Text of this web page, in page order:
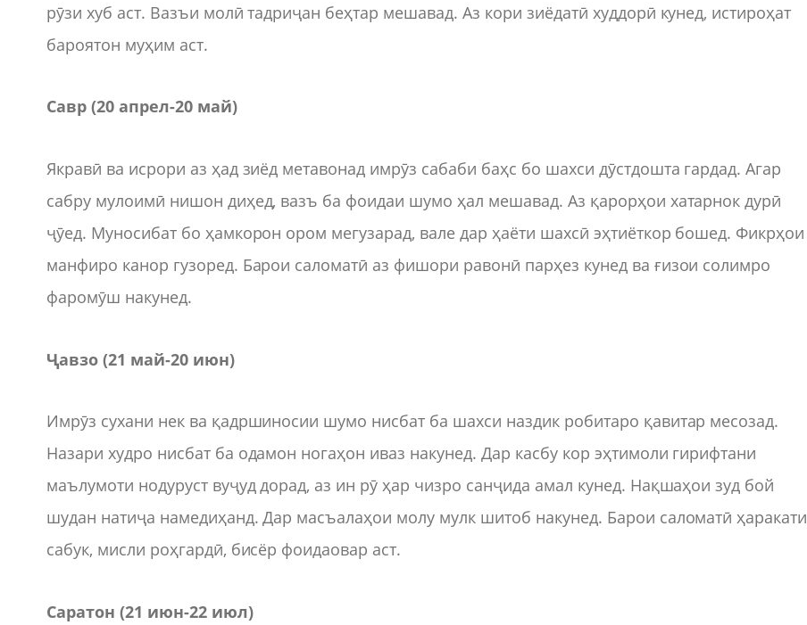
рӯзи хуб аст. Вазъи молӣ тадриҷан беҳтар мешавад. Аз кори зиёдатӣ худдорӣ кунед, истироҳат
бароятон муҳим аст.
Савр (20 апрел-20 май)
Якравӣ ва исрори аз ҳад зиёд метавонад имрӯз сабаби баҳс бо шахси дӯстдошта гардад. Агар
сабру мулоимӣ нишон диҳед, вазъ ба фоидаи шумо ҳал мешавад. Аз қарорҳои хатарнок дурӣ
ҷӯед. Муносибат бо ҳамкорон ором мегузарад, вале дар ҳаёти шахсӣ эҳтиёткор бошед. Фикрҳои
манфиро канор гузоред. Барои саломатӣ аз фишори равонӣ парҳез кунед ва ғизои солимро
фаромӯш накунед.
Ҷавзо (21 май-20 июн)
Имрӯз сухани нек ва қадршиносии шумо нисбат ба шахси наздик робитаро қавитар месозад.
Назари худро нисбат ба одамон ногаҳон иваз накунед. Дар касбу кор эҳтимоли гирифтани
маълумоти нодуруст вуҷуд дорад, аз ин рӯ ҳар чизро санҷида амал кунед. Нақшаҳои зуд бой
шудан натиҷа намедиҳанд. Дар масъалаҳои молу мулк шитоб накунед. Барои саломатӣ ҳаракати
сабук, мисли роҳгардӣ, бисёр фоидаовар аст.
Саратон (21 июн-22 июл)